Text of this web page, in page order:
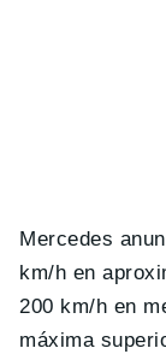
Mercedes
km/h en
200 km/h en
máxima